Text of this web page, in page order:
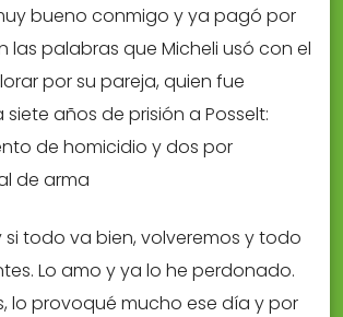
bueno conmigo y ya pagó por
las palabras que Micheli usó con el
por su pareja, quien fue
años de prisión a Posselt:
de homicidio y dos por
de arma
si todo va bien, volveremos y todo
Lo amo y ya lo he perdonado.
lo provoqué mucho ese día y por